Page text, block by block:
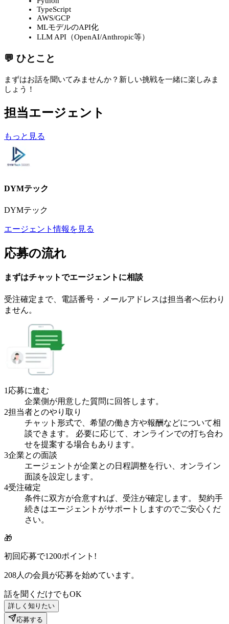
TypeScript
AWS/GCP
MLモデルのAPI化
LLM API（OpenAI/Anthropic等）
💬 ひとこと
まずはお話を聞いてみませんか？新しい挑戦を一緒に楽しみま
しょう！
担当エージェント
もっと見る
DYMテック
DYMテック
エージェント情報を見る
応募の流れ
まずはチャットでエージェント に相談
受注確定まで、 電話番号・メールアドレスは担当者へ伝わり
ません。
1 応募に進む
企業側が用意した質問に回答します。
2担当者とのやり取り
チャット形式で、希望の働き方や報酬などについて相
談できます。 必要に応じて、オンラインでの打ち合わ
せを提案する場合もあります。
3企業との面談
エージェントが企業との日程調整を行い、オンライン
面談を設定します。
4受注確定
条件に双方が合意すれば、受注が確定します。 契約手
続きはエージェントがサポートしますのでご安心くだ
さい。
🎁
初回応募で1200ポイント!
208人の会員が応募を始めています。
話を聞くだけでもOK
詳しく知りたい
応募する